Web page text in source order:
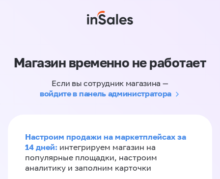
Магазин временно не работает
Если вы сотрудник магазина —
войдите в панель администратора
Настроим продажи на маркетплейсах за
14 дней: интегрируем магазин на
популярные площадки, настроим
аналитику и заполним карточки